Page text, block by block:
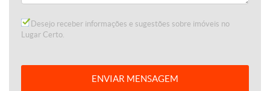
Desejo receber informações e sugestões sobre imóveis no
Lugar Certo.
ENVIAR MENSAGEM